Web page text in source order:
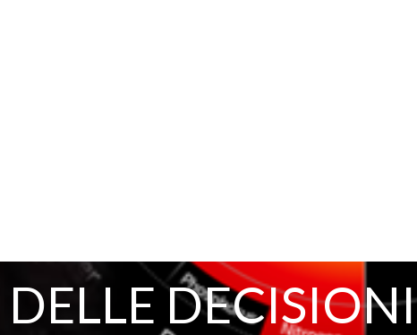
DECISIONI